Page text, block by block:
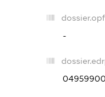
-
04959900